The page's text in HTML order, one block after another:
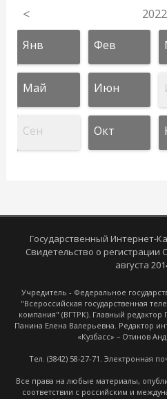
< 2022
Янв Фев
Май Июн
Сен Окт
Государственный Интернет-
Свидетельство о регистрации
августа
Учредитель - Федеральное
"Всероссийская государственная
компания" (ВГТРК). Главный
Панина Елена Валерьевна. Редактор
«Кузбасс» – Отинов
Тел. (3842) 58-27-71. Электронная
Все права на любые материалы,
соответствии с российским и